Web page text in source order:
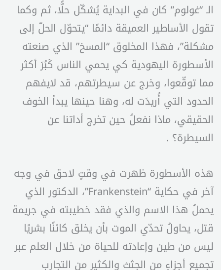
الـ “غولوم” كان في البداية يُشكّل حلًّا، ثم وكما
تقول الأساطير العميقة دائمًا “يتحوّل الحلّ إلى
مشكلة”، فهذا المخلوق “المسخ” الذي صنعته
الأسطورة اليهودية كي يحمي الناس كَبُرَ أكثر
مما توقّعوا، وخرج عن سيطرتهم، قد لايفهم
الحدود التي أُريدَت له، وهنا حينها يبدأ الخوف
الحقيقي، ماذا نفعلُ حين تخرج أداتنا عن
السيطرة؟ .
هذه الأسطورة ظهرت في وقتٍ لاحق في وجه
آخر في حكاية “Frankenstein”، الدكتور الذي
يحملُ هذا الاسم والذي فقد خطيبته في جريمة
قتل، يحاولُ تحدّي الموت بأن يخلق كائنًا بشريًا
ليس من طين وإعادته للحياة من خلال العلم عبر
تجميع أجزاءٍ من الجثث والكثير من التجارب